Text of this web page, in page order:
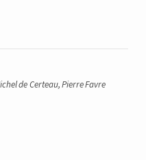
de Certeau,Pierre Favre